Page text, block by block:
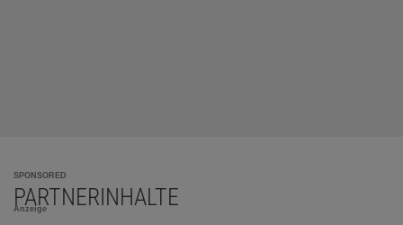
SPONSORED
PARTNERINHALTE
Anzeige